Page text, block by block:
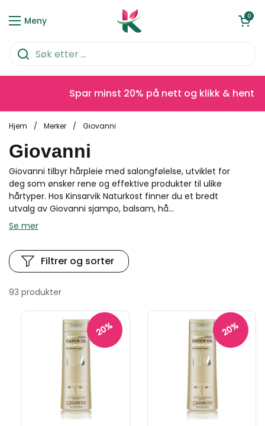
Meny
Åpen0
Spar minst 20% på nett og klikk & hent
Hjem / Merker / Giovanni
Giovanni
Giovanni tilbyr hårpleie med salongfølelse, utviklet for
deg som ønsker rene og effektive produkter til ulike
hårtyper. Hos Kinsarvik Naturkost finner du et bredt
utvalg av Giovanni sjampo, balsam, hå...
Se mer
93 produkter
Filtrer og sorter
20% 20%